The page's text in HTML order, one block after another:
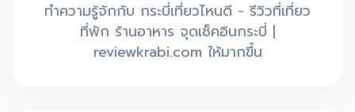
ทำความรู้จักกับ กระบี่เที่ยวไหนดี - รีวิวที่เที่ยว
ที่พัก ร้านอาหาร จุดเช็คอินกระบี่ |
reviewkrabi.com ให้มากขึ้น